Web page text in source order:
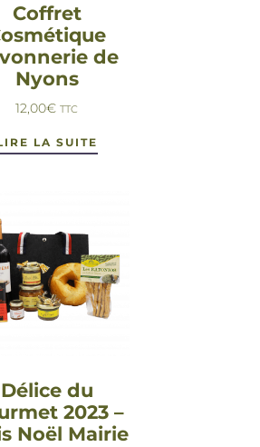
Coffret
de
Nyons
12,00€ TTC
LA SUITE
Délice du
2023 –
Noël Mairie